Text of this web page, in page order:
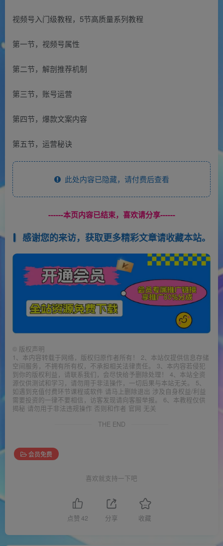
视频号入门级教程，5节高质量系列教程
第一节，视频号属性
第二节，解剖推荐机制
第三节，账号运营
第四节，爆款文案内容
第五节，运营秘诀
此处内容已隐藏，请付费后查看
------本页内容已结束，喜欢请分享------
感谢您的来访，获取更多精彩文章请收藏本站。
© 版权声明
1、本内容转载于网络，版权归原作者所有！ 2、本站仅提供信息存储
空间服务，不拥有所有权，不承担相关法律责任。 3、本内容若侵犯
到你的版权利益，请联系我们，会尽快给予删除处理！ 4、本站全资
源仅供测试和学习，请勿用于非法操作，一切后果与本站无关。 5、
如遇到充值付费环节课程或软件 请马上删除退出 涉及自身权益/利益
需要投资的一律不要相信，访客发现请向客服举报。 6、本教程仅供
揭秘 请勿用于非法违规操作 否则和作者 官网 无关
THE END
会员免费
喜欢就支持一下吧
点赞42 分享 收藏